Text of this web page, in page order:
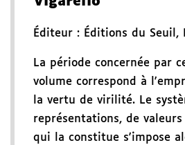
Éditeur : Éditions du Seuil,
La période concernée par
volume correspond à
la vertu de virilité. Le
représentations, de
qui la constitue s'impose